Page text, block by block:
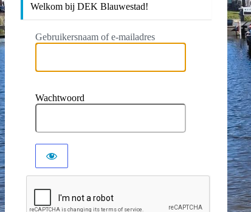
Welkom bij DEK Blauwestad!
Gebruikersnaam of e-mailadres
Wachtwoord